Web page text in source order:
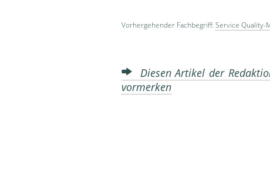
Vorhergehender Fachbegriff: Service Quality-
Diesen Artikel der
vormerken